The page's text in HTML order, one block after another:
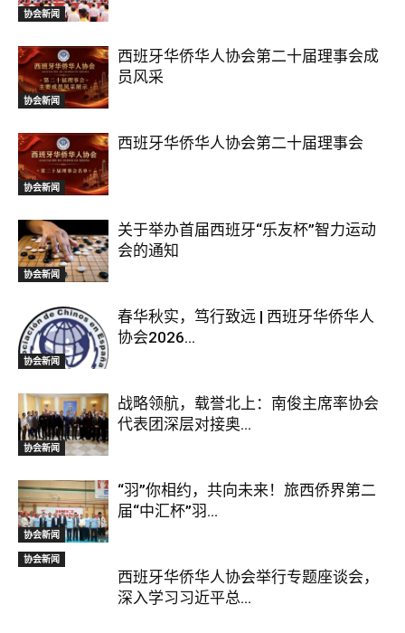
协会新闻
协会新闻
西班牙华侨华人协会第二十届理事会成
员风采
协会新闻
西班牙华侨华人协会第二十届理事会
协会新闻
关于举办首届西班牙“乐友杯”智力运动
会的通知
协会新闻
春华秋实，笃行致远 | 西班牙华侨华人
协会2026...
协会新闻
战略领航，载誉北上：南俊主席率协会
代表团深层对接奥...
协会新闻
“羽”你相约，共向未来！旅西侨界第二
届“中汇杯”羽...
协会新闻
西班牙华侨华人协会举行专题座谈会，
深入学习习近平总...